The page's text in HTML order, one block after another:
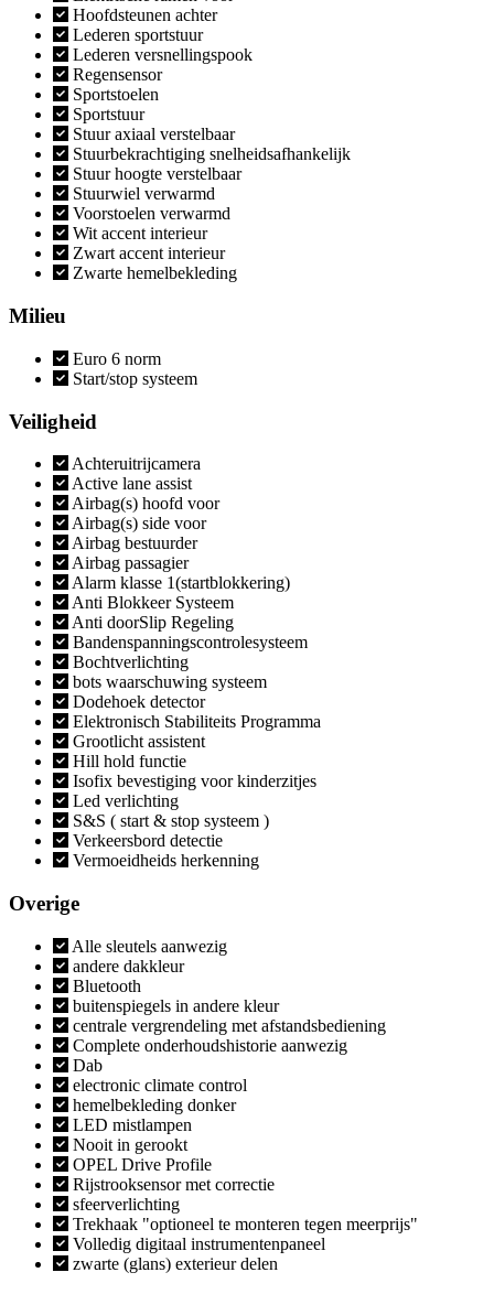
Hoofdsteunen achter
Lederen sportstuur
Lederen versnellingspook
Regensensor
Sportstoelen
Sportstuur
Stuur axiaal verstelbaar
Stuurbekrachtiging snelheidsafhankelijk
Stuur hoogte verstelbaar
Stuurwiel verwarmd
Voorstoelen verwarmd
Wit accent interieur
Zwart accent interieur
Zwarte hemelbekleding
Milieu
Euro 6 norm
Start/stop systeem
Veiligheid
Achteruitrijcamera
Active lane assist
Airbag(s) hoofd voor
Airbag(s) side voor
Airbag bestuurder
Airbag passagier
Alarm klasse 1(startblokkering)
Anti Blokkeer Systeem
Anti doorSlip Regeling
Bandenspanningscontrolesysteem
Bochtverlichting
bots waarschuwing systeem
Dodehoek detector
Elektronisch Stabiliteits Programma
Grootlicht assistent
Hill hold functie
Isofix bevestiging voor kinderzitjes
Led verlichting
S&S ( start & stop systeem )
Verkeersbord detectie
Vermoeidheids herkenning
Overige
Alle sleutels aanwezig
andere dakkleur
Bluetooth
buitenspiegels in andere kleur
centrale vergrendeling met afstandsbediening
Complete onderhoudshistorie aanwezig
Dab
electronic climate control
hemelbekleding donker
LED mistlampen
Nooit in gerookt
OPEL Drive Profile
Rijstrooksensor met correctie
sfeerverlichting
Trekhaak "optioneel te monteren tegen meerprijs"
Volledig digitaal instrumentenpaneel
zwarte (glans) exterieur delen